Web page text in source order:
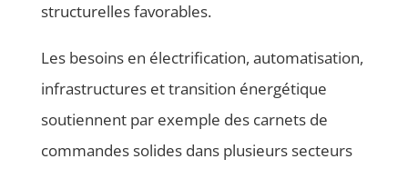
structurelles favorables.
Les besoins en électrification, automatisation,
infrastructures et transition énergétique
soutiennent par exemple des carnets de
commandes solides dans plusieurs secteurs